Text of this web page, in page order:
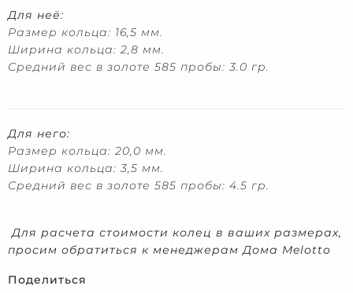
Для неё:
Размер кольца: 16,5 мм.
Ширина кольца: 2,8 мм.
Средний вес в золоте 585 пробы: 3.0 гр.
Для него:
Размер кольца: 20,0 мм.
Ширина кольца: 3,5 мм.
Средний вес в золоте 585 пробы: 4.5 гр.
Для расчета стоимости колец в ваших размерах,
просим обратиться к менеджерам Дома Melotto
Поделиться